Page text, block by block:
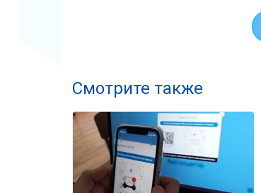
Смотрите также